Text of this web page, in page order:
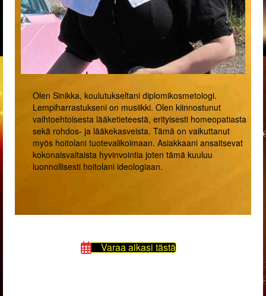
Olen Sinikka, koulutukseltani diplomikosmetologi.
Lempiharrastukseni on musiikki. Olen kiinnostunut
vaihtoehtoisesta lääketieteestä, erityisesti homeopatiasta
sekä rohdos- ja lääkekasveista. Tämä on vaikuttanut
myös hoitolani tuotevalikoimaan. Asiakkaani ansaitsevat
kokonaisvaltaista hyvinvointia joten tämä kuuluu
luonnollisesti hoitolani ideologiaan.
Varaa aikasi tästä